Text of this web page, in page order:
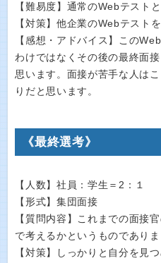
【難易度】通常のWebテスト
【対策】他企業のWebテスト
【感想・アドバイス】この
わけではなくその後の最終面
思います。面接が苦手な人は
りだと思います。
《最終選考》
【人数】社員：学生＝2：１
【形式】集団面接
【質問内容】これまでの面接
で考えるかというものでありま
【対策】しっかりと自分を見